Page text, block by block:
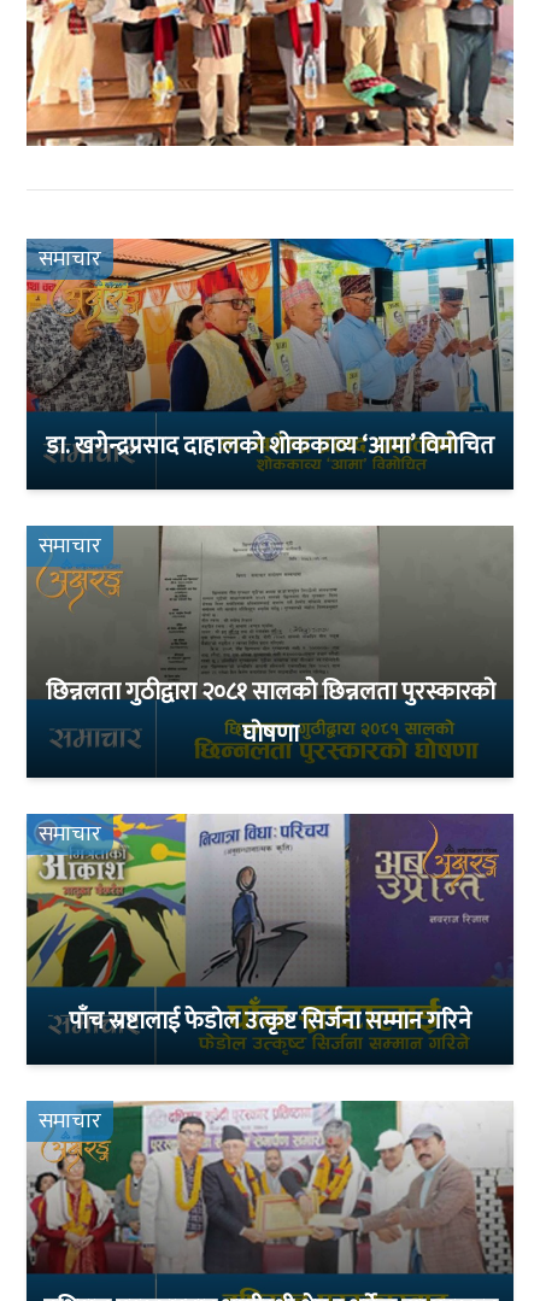
समाचार
डा. खगेन्द्रप्रसाद दाहालको शोककाव्य ‘आमा’ विमोचित
समाचार
छिन्नलता गुठीद्वारा २०८१ सालकोे छिन्नलता पुरस्कारको
घोषणा
समाचार
पाँच स्रष्टालाई फेडोल उत्कृष्ट सिर्जना सम्मान गरिने
समाचार